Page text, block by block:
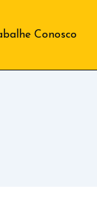
Conosco